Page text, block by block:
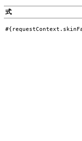
式